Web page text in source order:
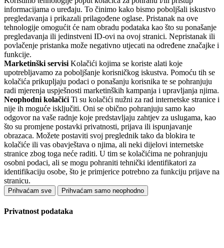
informacijama o uređaju. To činimo kako bismo poboljšali iskustvo
pregledavanja i prikazali prilagođene oglase. Pristanak na ove
tehnologije omogućit će nam obradu podataka kao što su ponašanje
pregledavanja ili jedinstveni ID-ovi na ovoj stranici. Nepristanak ili
povlačenje pristanka može negativno utjecati na određene značajke i
funkcije.
Marketinški servisi Kolačići kojima se koriste alati koje
upotrebljavamo za poboljšanje korisničkog iskustva. Pomoću tih se
kolačića prikupljaju podaci o ponašanju korisnika te se pohranjuju
radi mjerenja uspješnosti marketinških kampanja i upravljanja njima.
Neophodni kolačići Ti su kolačići nužni za rad internetske stranice i
nije ih moguće isključiti. Oni se obično pohranjuju samo kao
odgovor na vaše radnje koje predstavljaju zahtjev za uslugama, kao
što su promjene postavki privatnosti, prijava ili ispunjavanje
obrazaca. Možete postaviti svoj preglednik tako da blokira te
kolačiće ili vas obavještava o njima, ali neki dijelovi internetske
stranice zbog toga neće raditi. U tim se kolačićima ne pohranjuju
osobni podaci, ali se mogu pohraniti tehnički identifikatori za
identifikaciju osobe, što je primjerice potrebno za funkciju prijave na
stranicu.
Prihvaćam sve Prihvaćam samo neophodno
Privatnost podataka